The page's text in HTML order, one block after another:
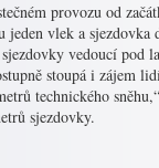
provozu od
vlek a
vedoucí pod
stoupá i zájem
technického
sjezdovky.